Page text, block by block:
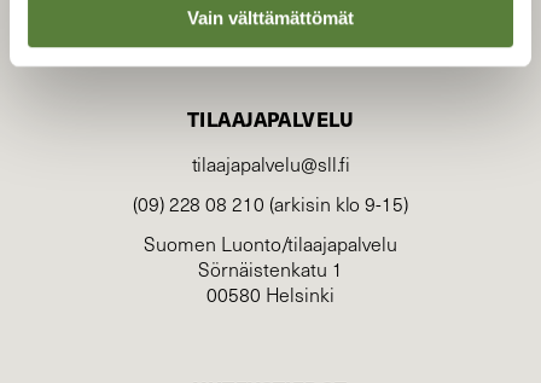
Vain välttämättömät
TILAAJAPALVELU
tilaajapalvelu@sll.fi
(09) 228 08 210 (arkisin klo 9-15)
Suomen Luonto/tilaajapalvelu
Sörnäistenkatu 1
00580 Helsinki